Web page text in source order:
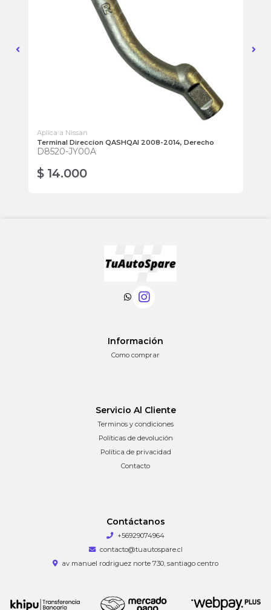
Aplica a Nissan
Terminal Direccion QASHQAI 2008-2014, Derecho
D8520-JY00A
$ 14.000
Información
Como comprar
Servicio Al Cliente
Terminos y condiciones
Políticas de devolución
Política de privacidad
Contacto
Contáctanos
+56929074964
contacto@tuautospare.cl
av manuel rodriguez norte 730, santiago centro